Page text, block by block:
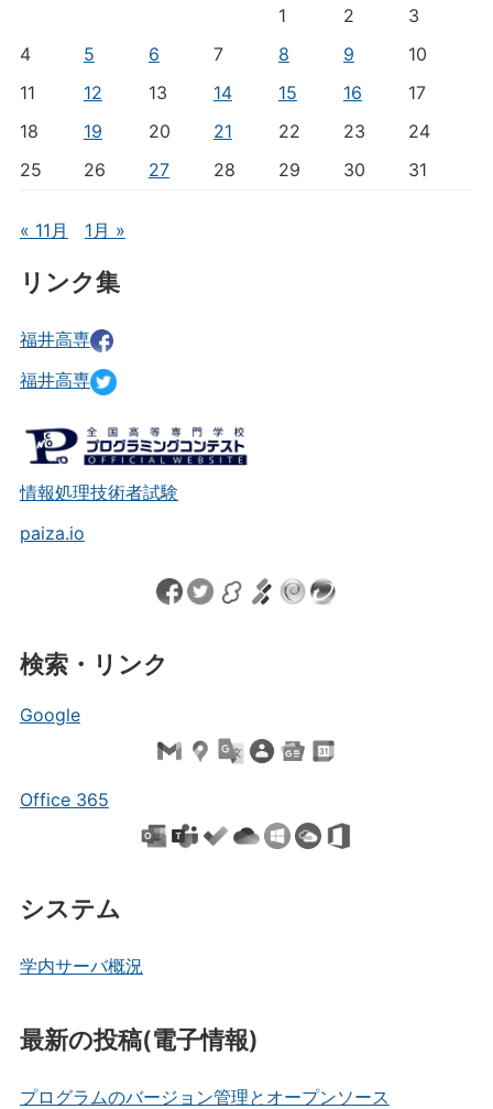
1
2
3
4
5 6 7 8 9
10
11
12 13 14 15 16
17
18
19 20 21 22 23
24
25
26 27 28 29 30 31
« 11月 1月 »
リンク集
福井高専
福井高専
情報処理技術者試験
paiza.io
検索・リンク
Google
Office 365
システム
学内サーバ概況
最新の投稿(電子情報)
プログラムのバージョン管理とオープンソース